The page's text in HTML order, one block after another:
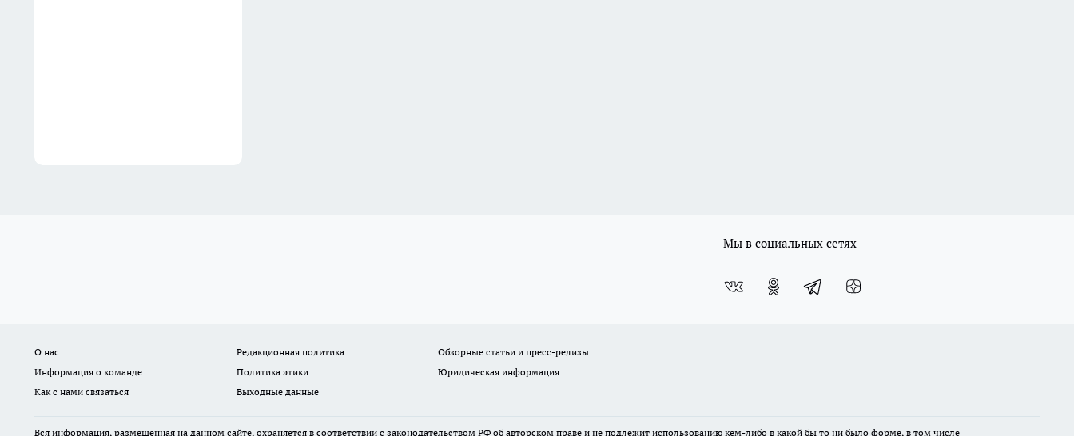
Мы в социальных сетях
О нас Редакционная политика
Обзорные статьи и пресс-релизы
Информация о команде
Политика этики
Юридическая информация
Как с нами связаться
Выходные данные
Вся информация, размещенная на данном сайте, охраняется в соответствии с законодательством РФ об авторском праве и не подлежит использованию кем-либо в какой бы то ни было форме, в том числе